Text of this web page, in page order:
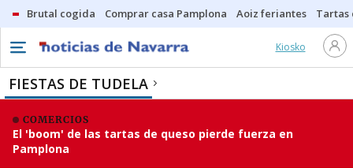
Brutal cogida Comprar casa Pamplona Aoiz feriantes Tartas
Kiosko
FIESTAS DE TUDELA
COMERCIOS
El 'boom' de las tartas de queso pierde fuerza en
Pamplona